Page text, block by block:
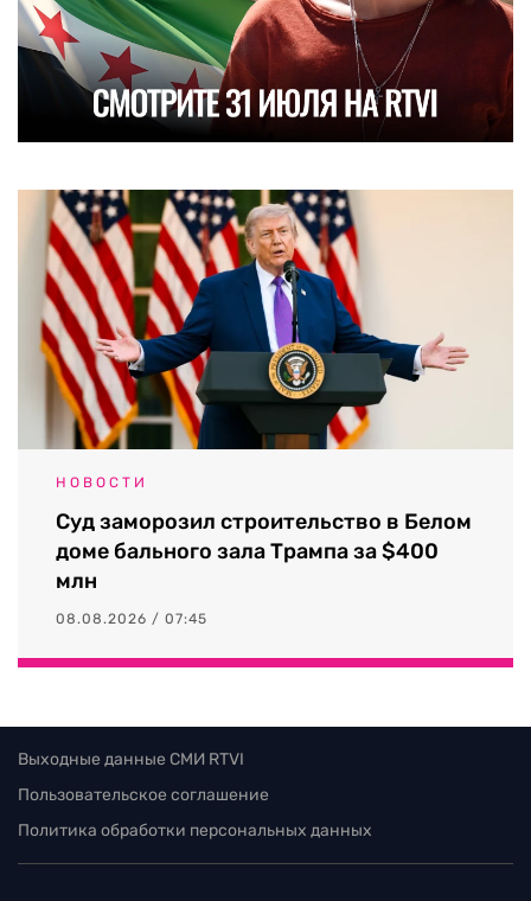
НОВОСТИ
Суд заморозил строительство в Белом
доме бального зала Трампа за $400
млн
08.08.2026 / 07:45
Выходные данные СМИ RTVI
Пользовательское соглашение
Политика обработки персональных данных